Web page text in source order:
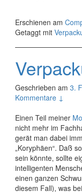
Erschienen am
Getaggt mit
Geschrieben am 3.
Kommentare ↓
Einen Teil meiner
nicht mehr im
gerät man dabei
„Koryphäen“. Daß
sein könnte, sollte
intelligenten
einen ganzen
diesem Fall), was